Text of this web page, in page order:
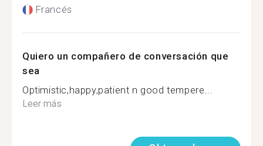
Francés
Quiero un compañero de conversación que
sea
Optimistic,happy,patient n good tempere...
Leer más